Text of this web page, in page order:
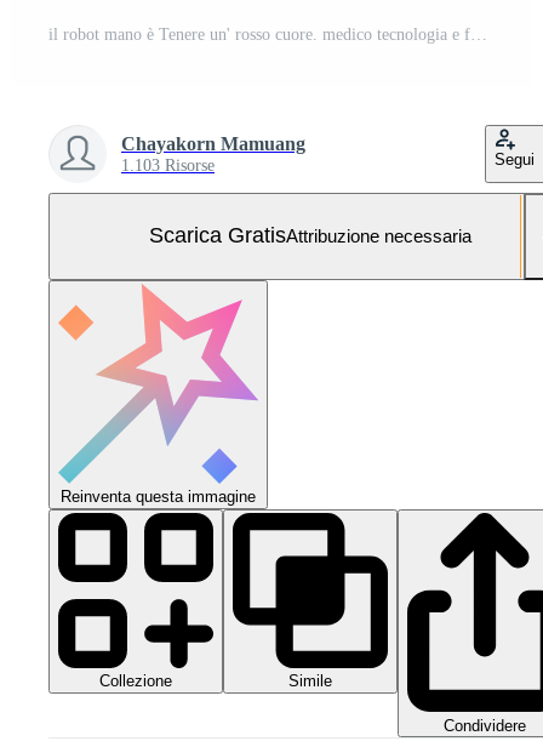
Chayakorn Mamuang
1.103 Risorse Segui
Scarica GratisAttribuzione necessaria
Reinventa questa immagine
Collezione Simile
Condividere